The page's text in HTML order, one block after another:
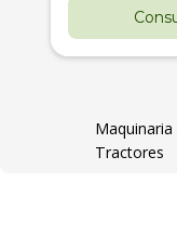
Tractores